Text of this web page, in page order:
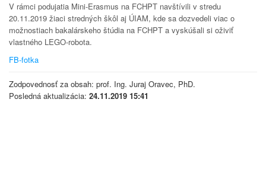
V rámci podujatia Mini-Erasmus na FCHPT navštívili v stredu
20.11.2019 žiaci stredných škôl aj ÚIAM, kde sa dozvedeli viac o
možnostiach bakalárskeho štúdia na FCHPT a vyskúšali si oživiť
vlastného LEGO-robota.
FB-fotka
Zodpovednosť za obsah: prof. Ing. Juraj Oravec, PhD.
Posledná aktualizácia: 24.11.2019 15:41